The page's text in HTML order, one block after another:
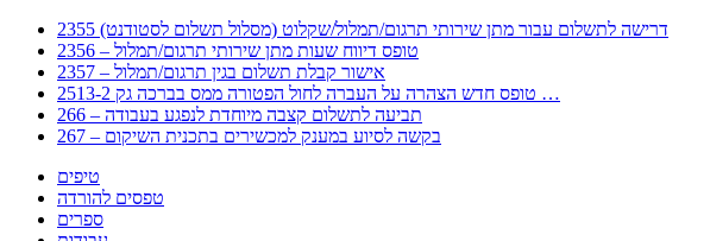
2355 דרישה לתשלום עבור מתן שירותי תרגום/תמלול/שקלוט (מסלול תשלום לסטודנט)
2356 – טופס דיווח שעות מתן שירותי תרגום/תמלול
2357 – אישור קבלת תשלום בגין תרגום/תמלול
2513-2 טופס חדש הצהרה על העברה לחול הפטורה ממס בברכה גק …
266 – תביעה לתשלום קצבה מיוחדת לנפגע בעבודה
267 – בקשה לסיוע במענק למכשירים בתכנית השיקום
טיפים
טפסים להורדה
ספרים